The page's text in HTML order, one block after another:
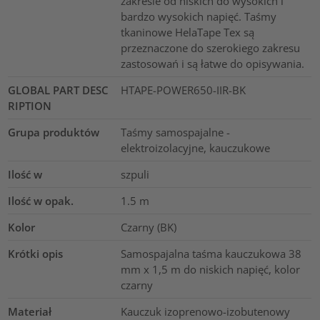
bardzo wysokich napięć. Taśmy
tkaninowe HelaTape Tex są
przeznaczone do szerokiego zakresu
zastosowań i są łatwe do opisywania.
GLOBAL PART DESC
RIPTION
HTAPE-POWER650-IIR-BK
Grupa produktów
Taśmy samospajalne -
elektroizolacyjne, kauczukowe
Ilość w
szpuli
Ilość w opak.
1.5 m
Kolor
Czarny (BK)
Krótki opis
Samospajalna taśma kauczukowa 38
mm x 1,5 m do niskich napięć, kolor
czarny
Materiał
Kauczuk izoprenowo-izobutenowy